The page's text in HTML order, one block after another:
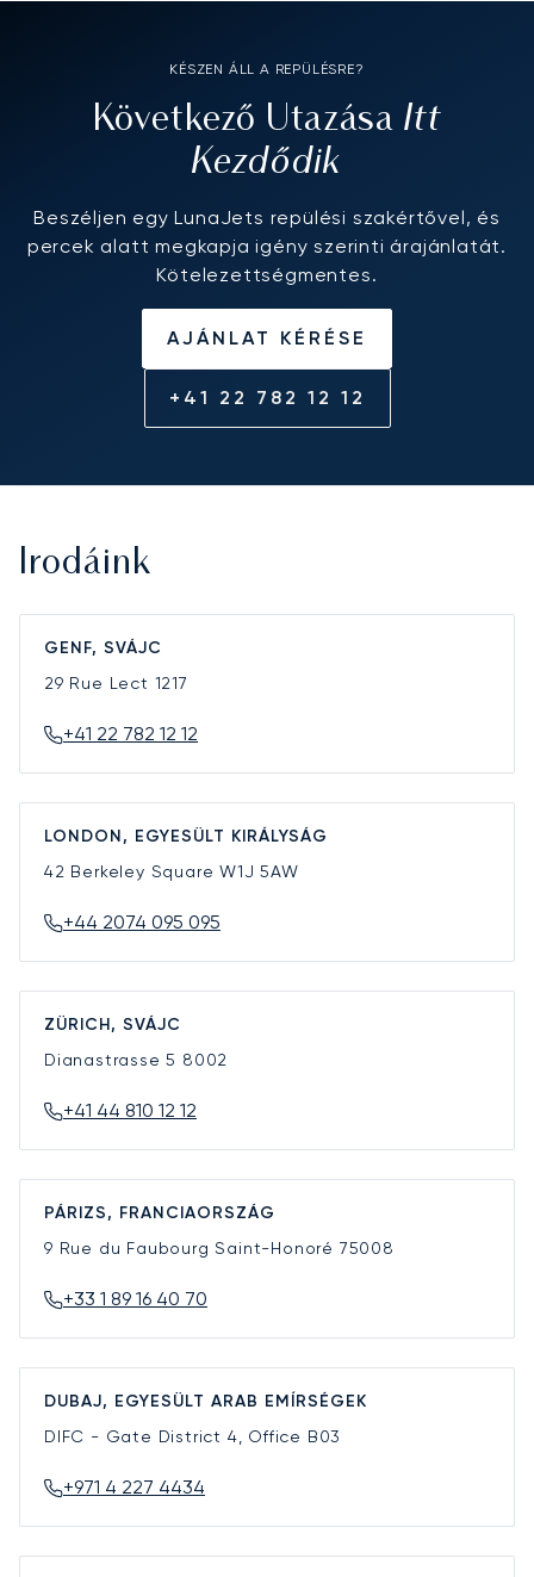
KÉSZEN ÁLL A REPÜLÉSRE?
Következő Utazása Itt
Kezdődik
Beszéljen egy LunaJets repülési szakértővel, és
percek alatt megkapja igény szerinti árajánlatát.
Kötelezettségmentes.
AJÁNLAT KÉRÉSE
+41 22 782 12 12
Irodáink
GENF, SVÁJC
29 Rue Lect 1217
+41 22 782 12 12
LONDON, EGYESÜLT KIRÁLYSÁG
42 Berkeley SquareW1J 5AW
+44 2074 095 095
ZÜRICH, SVÁJC
Dianastrasse 5 8002
+41 44 810 12 12
PÁRIZS, FRANCIAORSZÁG
9 Rue du Faubourg Saint-Honoré 75008
+33 1 89 16 40 70
DUBAJ, EGYESÜLT ARAB EMÍRSÉGEK
DIFC - Gate District 4, Office B03
+971 4 227 4434